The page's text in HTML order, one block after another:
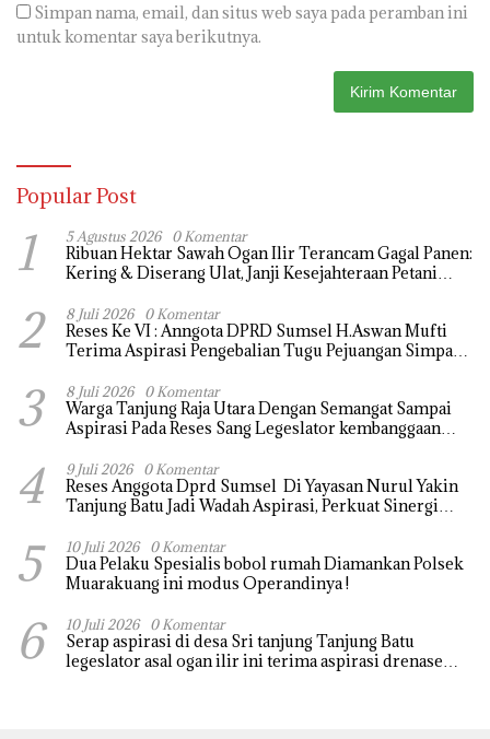
Simpan nama, email, dan situs web saya pada peramban ini
untuk komentar saya berikutnya.
Popular Post
1 5 Agustus 2026 0 Komentar
Ribuan Hektar Sawah Ogan Ilir Terancam Gagal Panen:
Kering & Diserang Ulat, Janji Kesejahteraan Petani
2 8 Juli 2026 0 Komentar
Reses Ke VI : Anngota DPRD Sumsel H.Aswan Mufti
Terima Aspirasi Pengebalian Tugu Pejuangan Simpang
3 8 Juli 2026 0 Komentar
Warga Tanjung Raja Utara Dengan Semangat Sampai
Aspirasi Pada Reses Sang Legeslator kembanggaan
Segera di realisaikan
4 9 Juli 2026 0 Komentar
Reses Anggota Dprd Sumsel Di Yayasan Nurul Yakin
Tanjung Batu Jadi Wadah Aspirasi, Perkuat Sinergi
5 10 Juli 2026 0 Komentar
Dua Pelaku Spesialis bobol rumah Diamankan Polsek
Muarakuang ini modus Operandinya !
6 10 Juli 2026 0 Komentar
Serap aspirasi di desa Sri tanjung Tanjung Batu
legeslator asal ogan ilir ini terima aspirasi drenase